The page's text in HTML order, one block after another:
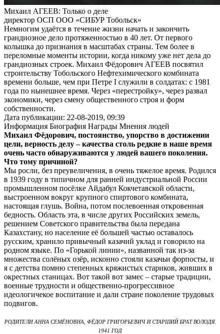
Михаил АГЕЕВ: Только о деле
директор ОСП ООО «СИБУР Тобольск»
Немногим удаётся в течение жизни начать и закончить
грандиозное дело протяженностью в 40 лет. От первого
колышка до признания в масштабах страны. Тем более в
переломные моменты истории, когда никому уже нет дела до
грандиозных строек. Михаил Фёдорович АГЕЕВ посвятил
строительству Тобольского Нефтехимического комбината
времени больше, чем при Петре I служили в солдатах: с 1981
года по нынешнее время. Через «перестройку», через развал
экономики, через смену общественного строя и форм
собственности.
Дата публикации: 22-08-2019, 09:39
Информация Биография Награды Мнения людей
Михаил Фёдорович, постоянство, упорство в достижении
цели, верность делу – качества столь редкие в наше время
очень часто обнаруживаются у людей вашего поколения.
Что тому причиной?
Мы росли, без преувеличения, в очень тяжелое время. Родился
в 1939 году в типичном для ранней индустриальной России
промышленном посёлке Айдабул Кокчетавской области,
выстроенном вокруг крупного спиртового комбината,
настоящая глушь. Война, потом послевоенная откровенная
бедность. Область эта, в числе других Российских земель,
решением Советского правительства была передана
Казахстану, но население её большей частью оставалось
русским, хранило привычный казачий уклад и говорило на
родном языке. По «Горькой линии», названной так из-за
множества солёных озёр, исконно стояли казачьи форпосты, и
я с детства помню степенных кряжистых стариков, живших в
окрестных станицах. Вот такой вот замес – старые традиции,
военные трудности и общественно-прогрессивное
идеологичекое воспитание и дали стране поколение трудовых
подвигов.
РОДИТЕЛИ АННА СЕМЁНОВНА, ФЁДОР ГРИГОРЬЕВИЧ И СТАРШИЙ БРАТ ВОЛОДЯ.
1941 ГОД